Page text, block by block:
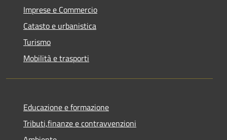
Imprese e Commercio
Catasto e urbanistica
Turismo
Mobilità e trasporti
Educazione e formazione
Tributi,finanze e contravvenzioni